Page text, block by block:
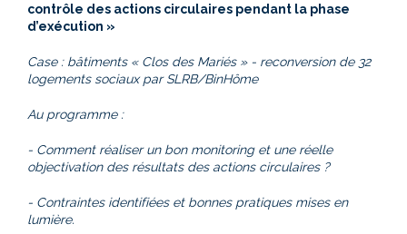
contrôle des actions circulaires pendant la phase
d’exécution »
Case : bâtiments « Clos des Mariés » - reconversion de 32
logements sociaux par SLRB/BinHôme
Au programme :
- Comment réaliser un bon monitoring et une réelle
objectivation des résultats des actions circulaires ?
- Contraintes identifiées et bonnes pratiques mises en
lumière.